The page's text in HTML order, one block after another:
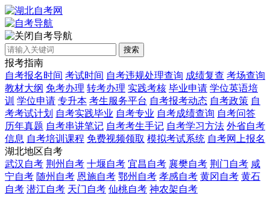
自考导航
搜索
报考指南
自考报名时间 考试时间 自考违规处理查询 成绩复查 考场查询
教材大纲 免考办理 转考办理 实践考核 毕业申请 学位英语培
训 学位申请 专升本 考生服务平台 自考报考动态 自考政策 自
考考试计划 自考实践毕业 自考专业 自考成绩查询 自考问答
历年真题 自考串讲笔记 自考考生手记 自考学习方法 外省自考
信息 自考培训课程 免费视频领取 模拟考试系统 自考网上报名
湖北地区自考
武汉自考 荆州自考 十堰自考 宜昌自考 襄樊自考 荆门自考 咸
宁自考 随州自考 恩施自考 鄂州自考 孝感自考 黄冈自考 黄石
自考 潜江自考 天门自考 仙桃自考 神农架自考